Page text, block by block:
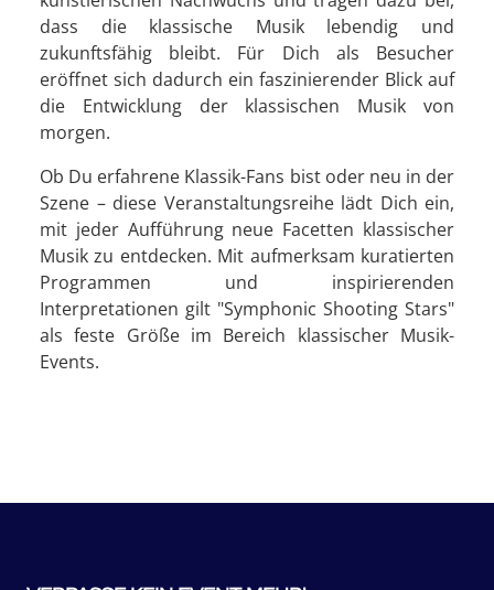
dass die klassische Musik lebendig und
zukunftsfähig bleibt. Für Dich als Besucher
eröffnet sich dadurch ein faszinierender Blick auf
die Entwicklung der klassischen Musik von
morgen.
Ob Du erfahrene Klassik-Fans bist oder neu in der
Szene – diese Veranstaltungsreihe lädt Dich ein,
mit jeder Aufführung neue Facetten klassischer
Musik zu entdecken. Mit aufmerksam kuratierten
Programmen und inspirierenden
Interpretationen gilt "Symphonic Shooting Stars"
als feste Größe im Bereich klassischer Musik-
Events.